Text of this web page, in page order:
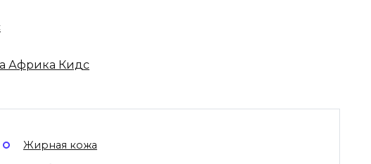
Жирная кожа